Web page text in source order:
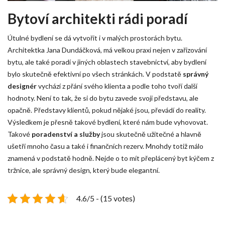
Bytoví architekti rádi poradí
Útulné bydlení se dá vytvořit i v malých prostorách bytu.
Architektka Jana Dundáčková, má velkou praxi nejen v zařizování
bytu, ale také poradí v jiných oblastech stavebnictví, aby bydlení
bylo skutečně efektivní po všech stránkách. V podstatě správný
designérvychází z přání svého klienta a podle toho tvoří další
hodnoty. Není to tak, že si do bytu zavede svoji představu, ale
opačně. Představy klientů, pokud nějaké jsou, převádí do reality.
Výsledkem je přesně takové bydlení, které nám bude vyhovovat.
Takové poradenství a službyjsou skutečně užitečné a hlavně
ušetří mnoho času a také i finančních rezerv. Mnohdy totiž málo
znamená v podstatě hodně. Nejde o to mít přeplácený byt kýčem z
tržnice, ale správný design, který bude elegantní.
4.6/5 - (15 votes)